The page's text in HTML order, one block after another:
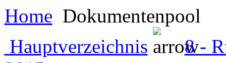
Home Dokumentenpool
Hauptverzeichnis
8 -